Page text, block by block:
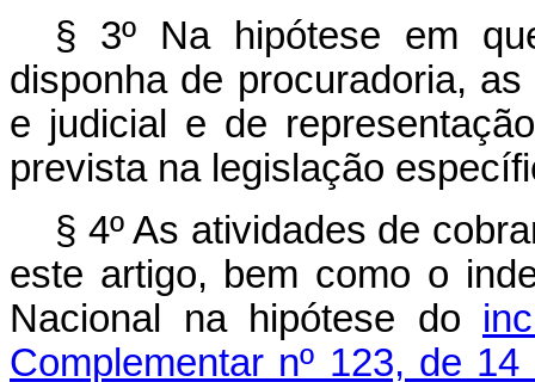
§ 3º Na hipótese em
disponha de procuradoria,
e judicial e de
prevista na legislação
§ 4º As atividades de
este artigo, bem como o
Nacional na hipótese do
Complementar nº 123, de